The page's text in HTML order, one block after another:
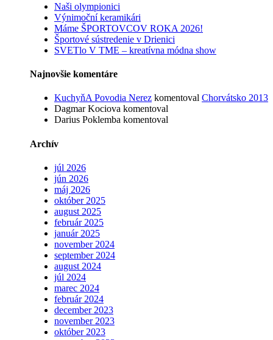
Naši olympionici
Výnimoční keramikári
Máme ŠPORTOVCOV ROKA 2026!
Športové sústredenie v Drienici
SVETlo V TME – kreatívna módna show
Najnovšie komentáre
KuchyňA Povodia Nerez komentoval Chorvátsko 2013
Dagmar Kociova komentoval
Darius Poklemba komentoval
Archív
júl 2026
jún 2026
máj 2026
október 2025
august 2025
február 2025
január 2025
november 2024
september 2024
august 2024
júl 2024
marec 2024
február 2024
december 2023
november 2023
október 2023